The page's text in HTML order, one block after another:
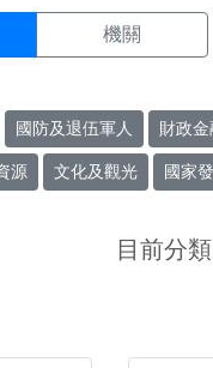
機關
國防及退伍軍人 財政金
源 文化及觀光 國家
目前分類